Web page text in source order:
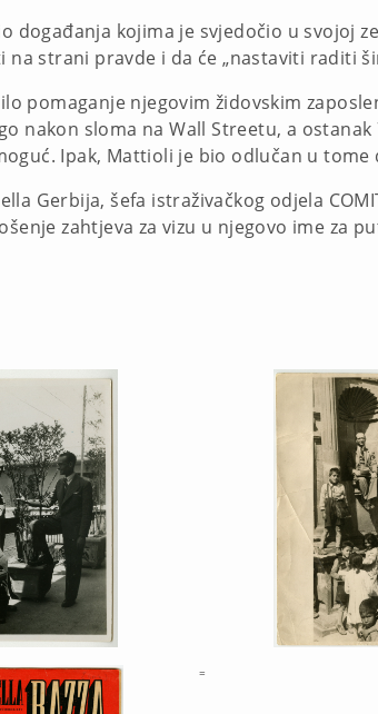
događanja kojima je svjedočio u svojoj
na strani pravde i da će „nastaviti raditi
pomaganje njegovim židovskim
nakon sloma na Wall Streetu, a
Ipak, Mattioli je bio odlučan u
Gerbija, šefa istraživačkog odjela
zahtjeva za vizu u njegovo ime za
=